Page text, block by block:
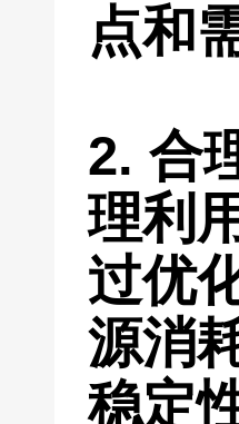
点和
2. 合
理利
过优
源消
稳定